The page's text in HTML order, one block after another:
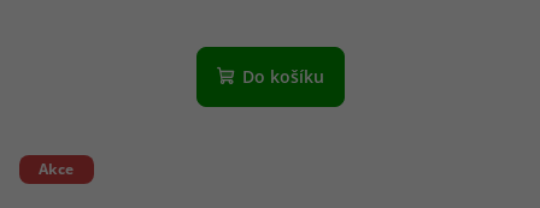
Do košíku
Akce